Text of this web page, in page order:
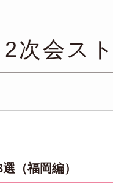
2次会ス
（福岡編）